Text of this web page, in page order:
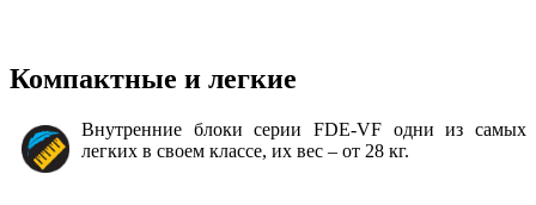
Компактные и легкие
Внутренние блоки серии FDE-VF одни из самых
легких в своем классе, их вес – от 28 кг.